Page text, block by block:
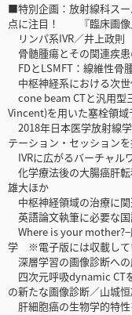
■特別企画：放射線科ス
点に注目！ 『臨床画
リンパ系IVR／井上政則
骨髄腫瘍とその関連疾
FDとLSMFT：線維性骨
中枢神経系における次
cone beam CTと汎用型
Vincent)を用いた塞栓領
2018年日本医学放射線
テーション・セッション
IVRに広がるバーチャル
化学療法後の大腸癌肝
雄大ほか
中枢神経領域の治療に
英語論文執筆に必要な
Where is your
学 ※電子版には収載して
深層学習の画像診断へ
四次元呼吸dynamic CT
の新たな画像診断／山城
肝細胞癌の生物学的特